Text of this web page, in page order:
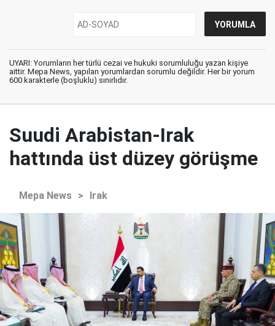
UYARI: Yorumların her türlü cezai ve hukuki sorumluluğu yazan kişiye
aittir. Mepa News, yapılan yorumlardan sorumlu değildir. Her bir yorum
600 karakterle (boşluklu) sınırlıdır.
Suudi Arabistan-Irak
hattında üst düzey görüşme
Mepa News > Irak